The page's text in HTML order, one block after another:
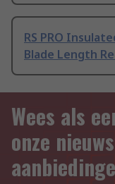
RS PRO
Blade Length
Wees als
onze